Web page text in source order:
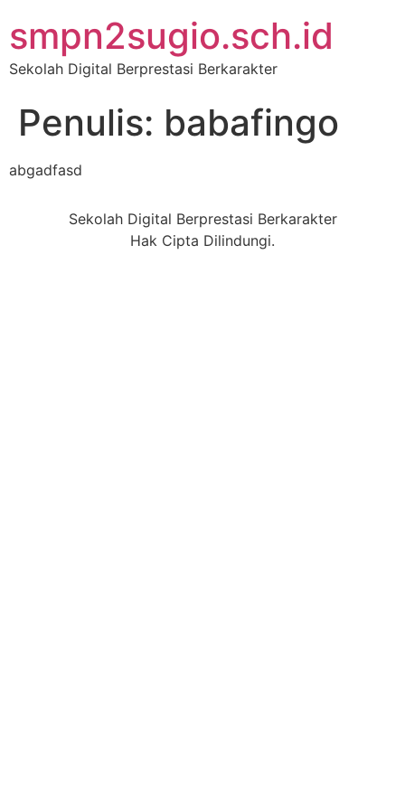
smpn2sugio.sch.id
Sekolah Digital Berprestasi Berkarakter
Penulis: babafingo
abgadfasd
Sekolah Digital Berprestasi Berkarakter
Hak Cipta Dilindungi.